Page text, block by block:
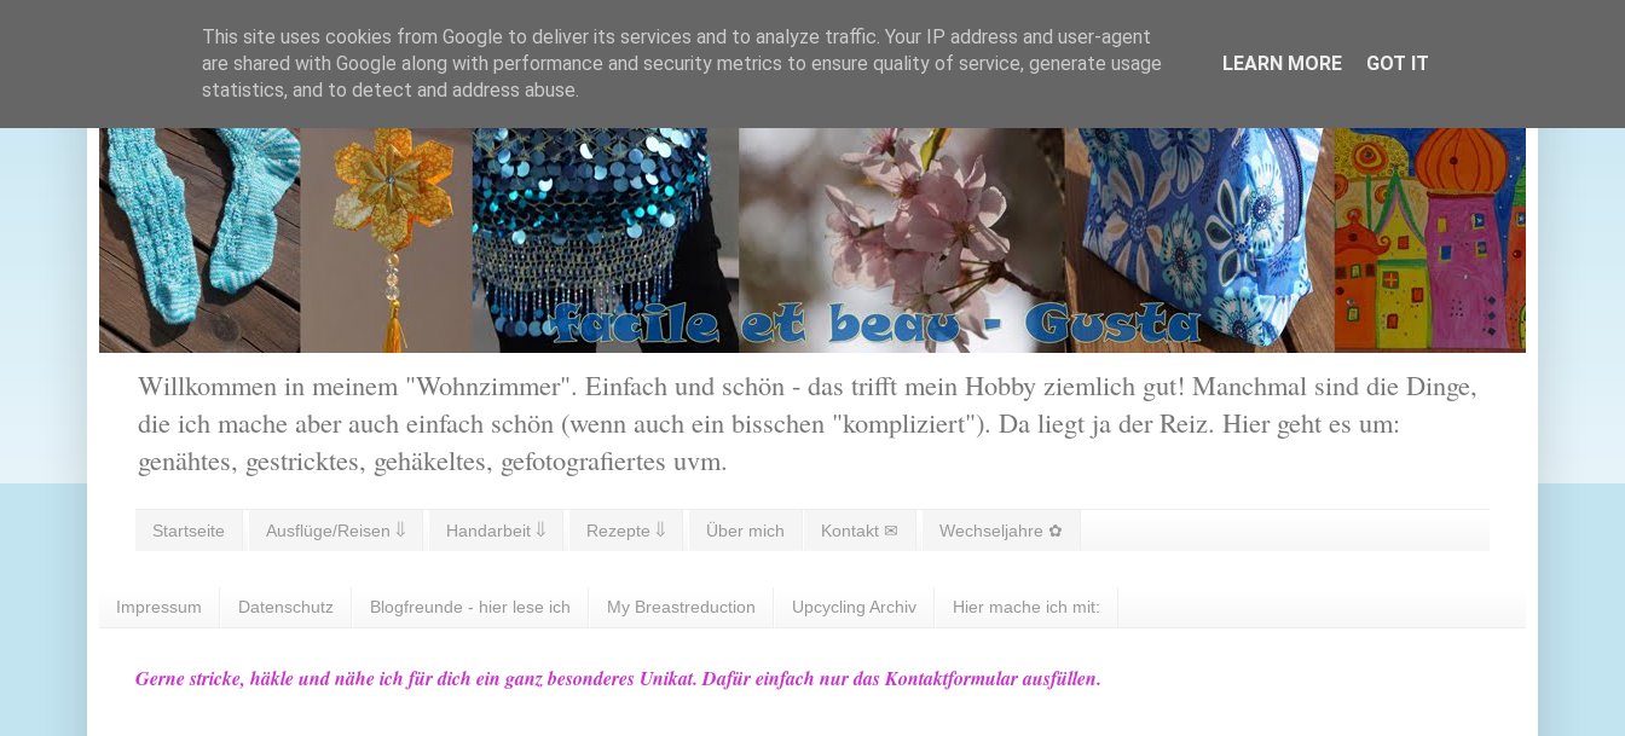
Willkommen in meinem "Wohnzimmer". Einfach und schön - das trifft mein Hobby ziemlich gut! Manchmal sind die Dinge,
die ich mache aber auch einfach schön (wenn auch ein bisschen "kompliziert"). Da liegt ja der Reiz. Hier geht es um:
genähtes, gestricktes, gehäkeltes, gefotografiertes uvm.
Startseite Ausflüge/Reisen ⇓ Handarbeit ⇓ Rezepte ⇓ Über mich Kontakt ✉ Wechseljahre ✿
Impressum Datenschutz Blogfreunde - hier lese ich My Breastreduction Upcycling Archiv Hier mache ich mit:
Gerne stricke, häkle und nähe ich für dich ein ganz besonderes Unikat. Dafür einfach nur das Kontaktformular ausfüllen.
This site uses cookies from Google to deliver its services and to analyze traffic. Your IP address and user-agent
are shared with Google along with performance and security metrics to ensure quality of service, generate usage
statistics, and to detect and address abuse.
LEARN MORE GOT IT